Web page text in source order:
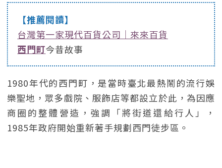
【推薦閱讀】
台灣第一家現代百貨公司｜來來百貨
西門町今昔故事
1980年代的西門町，是當時臺北最熱鬧的流行娛
樂聖地，眾多戲院、服飾店等都設立於此，為因應
商圈的整體營造，強調「將街道還給行人」，
1985年政府開始重新著手規劃西門徒步區。